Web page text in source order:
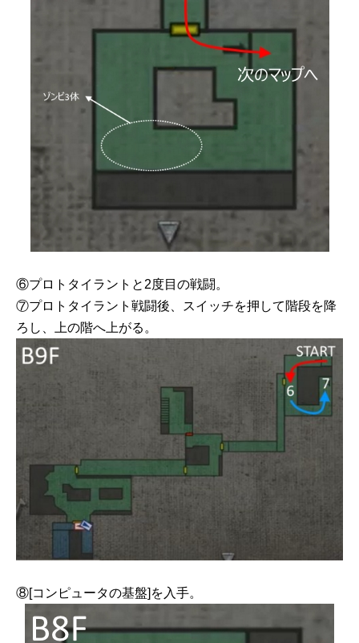
⑥プロトタイラントと2度目の戦闘。
⑦プロトタイラント戦闘後、スイッチを押して階段を降
ろし、上の階へ上がる。
⑧[コンピュータの基盤]を入手。